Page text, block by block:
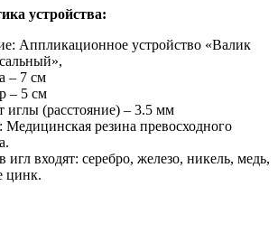
устройства:
Аппликационное устройство «Валик
– 7 см
– 5 см
иглы (расстояние) – 3.5 мм
Медицинская резина превосходного
игл входят: серебро, железо, никель, медь,
цинк.